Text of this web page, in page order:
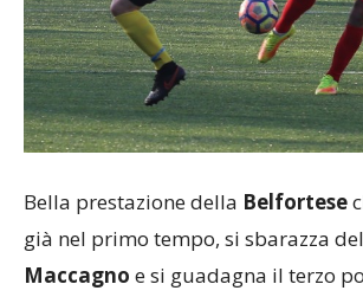
Bella prestazione della Belfortese
già nel primo tempo, si sbarazza del
Maccagno e si guadagna il terzo